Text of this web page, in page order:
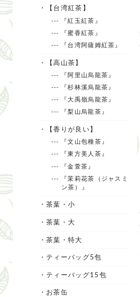
・【台湾紅茶】
--- 『紅玉紅茶』
--- 『蜜香紅茶』
--- 『台湾阿薩姆紅茶』
・【高山茶】
--- 『阿里山烏龍茶』
--- 『杉林溪烏龍茶』
--- 『大禹嶺烏龍茶』
--- 『梨山烏龍茶』
・【香りが良い】
--- 『文山包種茶』
--- 『東方美人茶』
--- 『金萱茶』
--- 『茉莉花茶（ジャスミ
ン茶）』
・茶葉・小
・茶葉・大
・茶葉・特大
・ティーバッグ5包
・ティーバッグ15包
・お茶缶